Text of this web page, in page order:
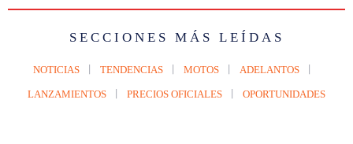
SECCIONES MÁS LEÍDAS
NOTICIAS TENDENCIAS MOTOS ADELANTOS
LANZAMIENTOS PRECIOS OFICIALES OPORTUNIDADES